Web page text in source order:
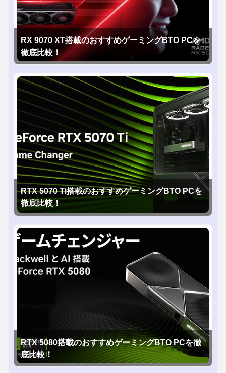
RX 9070 XT搭載のおすすめゲーミングBTO PCを
徹底比較！
RTX 5070 Ti搭載のおすすめゲーミングBTO PCを
徹底比較！
RTX 5080搭載のおすすめゲーミングBTO PCを徹
底比較！